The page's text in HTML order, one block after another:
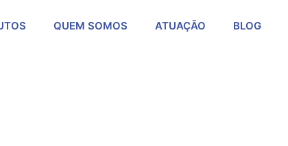
QUEM SOMOS ATUAÇÃO BLOG